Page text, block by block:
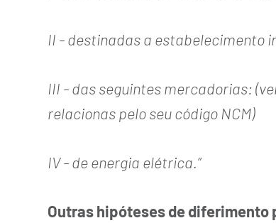
II - destinadas a estabelecimento
III - das seguintes mercadorias:
relacionas pelo seu código NCM)
IV - de energia elétrica.”
Outras hipóteses de diferimento